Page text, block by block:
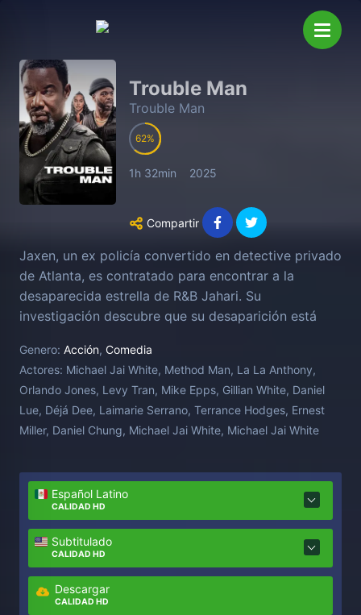
Trouble Man
Trouble Man
62
1h 32min 2025
Compartir
Jaxen, un ex policía convertido en detective privado
de Atlanta, es contratado para encontrar a la
desaparecida estrella de R&B Jahari. Su
investigación descubre que su desaparición está
obliga a cuestionar a los que le rodean y su propio
pasado.
Genero: Acción, Comedia
Actores: Michael Jai White, Method Man, La La Anthony,
Orlando Jones, Levy Tran, Mike Epps, Gillian White, Daniel
Lue, Déjá Dee, Laimarie Serrano, Terrance Hodges, Ernest
Miller, Daniel Chung, Michael Jai White, Michael Jai White
Español Latino
CALIDAD HD
Subtitulado
CALIDAD HD
Descargar
CALIDAD HD